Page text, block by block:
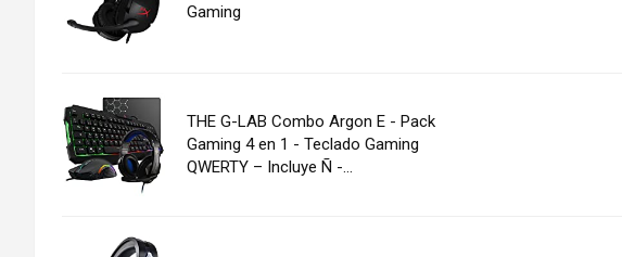
Gaming
THE G-LAB Combo Argon E - Pack
Gaming 4 en 1 - Teclado Gaming
QWERTY – Incluye Ñ -...